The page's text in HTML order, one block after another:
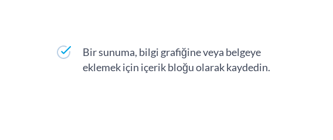
Bir sunuma, bilgi grafiğine veya belgeye
eklemek için içerik bloğu olarak kaydedin.